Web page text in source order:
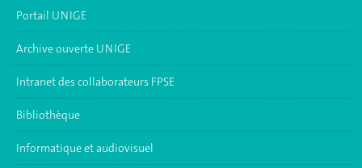
Portail UNIGE
Archive ouverte UNIGE
Intranet des collaborateurs FPSE
Bibliothèque
Informatique et audiovisuel